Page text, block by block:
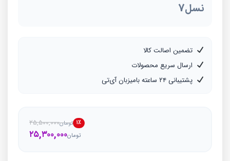
نسل7
تضمین اصالت کالا
ارسال سریع محصولات
پشتیبانی ۲۴ ساعته بامیزبان آی‌تی
۱٪ تومان۲۵,۵۰۰,۰۰۰
قیمت
تومان۲۵,۳۰۰,۰۰۰قیمت